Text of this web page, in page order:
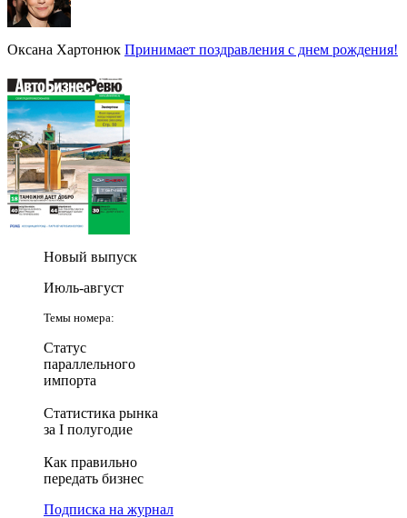
Оксана Хартонюк Принимает поздравления с днем рождения!
Новый выпуск
Июль-август
Темы номера:
Статус
параллельного
импорта
Статистика рынка
за I полугодие
Как правильно
передать бизнес
Подписка на журнал